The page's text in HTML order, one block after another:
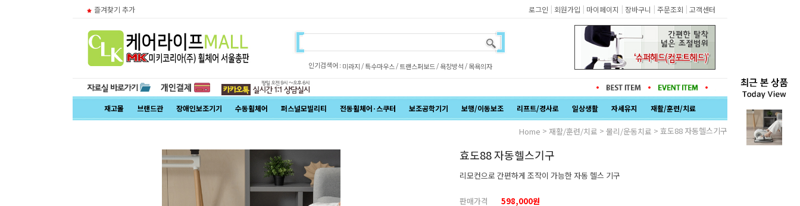
즐겨찾기 추가 로그인 | 회원가입 | 마이페이지 | 장바구니 | 주문조회 | 고객센터
인기검색어 : 미라지 /특수마우스/트랜스퍼보드 /욕창방석 /목욕의자
재고몰 브랜드관 장애인보조기기 수동휠체어 퍼스널모빌리티 전동휠체어·스쿠터 보조공학기기 보행/이동보조 리프트/경사로 일상생활 자세유지 재활/훈련/치료
Home > 재활/훈련/치료 > 물리/운동치료 > 효도88 자동헬스기구
효도88 자동헬스기구
리모컨으로 간편하게 조작이 가능한 자동 헬스 기구
판매가격 598,000원